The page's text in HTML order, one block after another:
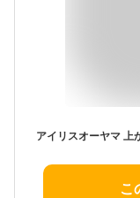
アイリスオーヤマ 上
こ